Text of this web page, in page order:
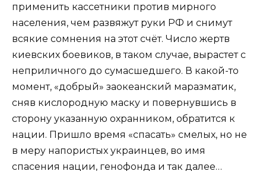
применить кассетники против мирного
населения, чем развяжут руки РФ и снимут
всякие сомнения на этот счёт. Число жертв
киевских боевиков, в таком случае, вырастет с
неприличного до сумасшедшего. В какой-то
момент, «добрый» заокеанский маразматик,
сняв кислородную маску и повернувшись в
сторону указанную охранником, обратится к
нации. Пришло время «спасать» смелых, но не
в меру напористых украинцев, во имя
спасения нации, генофонда и так далее…